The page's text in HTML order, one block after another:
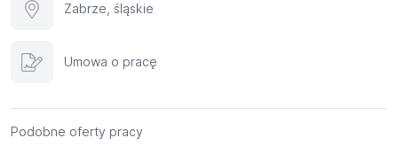
Zabrze, śląskie
Umowa o pracę
Podobne oferty pracy